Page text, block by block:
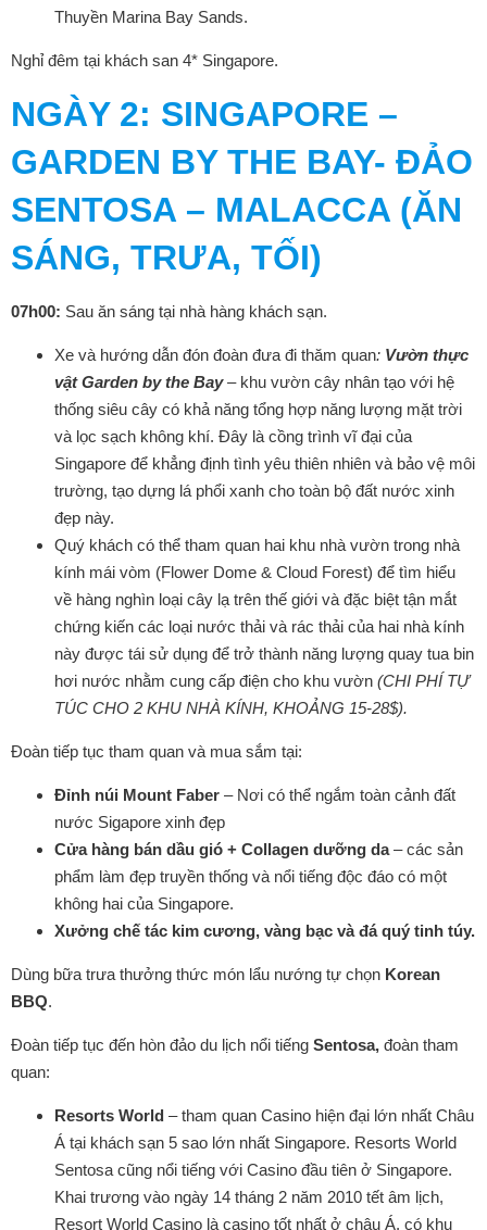
Thuyền Marina Bay Sands.
Nghỉ đêm tại khách san 4* Singapore.
NGÀY 2: SINGAPORE –
GARDEN BY THE BAY- ĐẢO
SENTOSA – MALACCA (ĂN
SÁNG, TRƯA, TỐI)
07h00: Sau ăn sáng tại nhà hàng khách sạn.
Xe và hướng dẫn đón đoàn đưa đi thăm quan: Vườn thực
vật Garden by the Bay–khu vườn cây nhân tạo với hệ
thống siêu cây có khả năng tổng hợp năng lượng mặt trời
và lọc sạch không khí. Đây là cồng trình vĩ đại của
Singapore để khẳng định tình yêu thiên nhiên và bảo vệ môi
trường, tạo dựng lá phổi xanh cho toàn bộ đất nước xinh
đẹp này.
Quý khách có thể tham quan hai khu nhà vườn trong nhà
kính mái vòm (Flower Dome & Cloud Forest) để tìm hiểu
về hàng nghìn loại cây lạ trên thế giới và đặc biệt tận mắt
chứng kiến các loại nước thải và rác thải của hai nhà kính
này được tái sử dụng để trở thành năng lượng quay tua bin
hơi nước nhằm cung cấp điện cho khu vườn (CHI PHÍ TỰ
TÚC CHO 2 KHU NHÀ KÍNH, KHOẢNG 15-28$).
Đoàn tiếp tục tham quan và mua sắm tại:
Đỉnh núi Mount Faber – Nơi có thể ngắm toàn cảnh đất
nước Sigapore xinh đẹp
Cửa hàng bán dầu gió + Collagen dưỡng da– các sản
phẩm làm đẹp truyền thống và nổi tiếng độc đáo có một
không hai của Singapore.
Xưởng chế tác kim cương, vàng bạc và đá quý tinh túy.
Dùng bữa trưa thưởng thức món lẩu nướng tự chọn Korean
BBQ.
Đoàn tiếp tục đến hòn đảo du lịch nổi tiếng Sentosa, đoàn tham
quan:
Resorts World – tham quan Casino hiện đại lớn nhất Châu
Á tại khách sạn 5 sao lớn nhất Singapore. Resorts World
Sentosa cũng nổi tiếng với Casino đầu tiên ở Singapore.
Khai trương vào ngày 14 tháng 2 năm 2010 tết âm lịch,
Resort World Casino là casino tốt nhất ở châu Á, có khu